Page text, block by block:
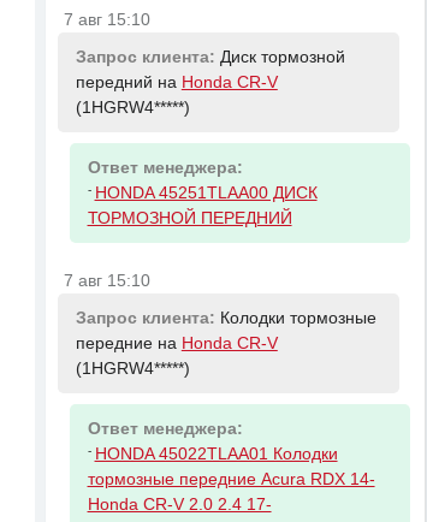
7 авг 15:10
Запрос клиента: Диск тормозной
передний на Honda CR-V
(1HGRW4*****)
Ответ менеджера:
- HONDA 45251TLAA00 ДИСК
ТОРМОЗНОЙ ПЕРЕДНИЙ
7 авг 15:10
Запрос клиента: Колодки тормозные
передние на Honda CR-V
(1HGRW4*****)
Ответ менеджера:
- HONDA 45022TLAA01 Колодки
тормозные передние Acura RDX 14-
Honda CR-V 2.0 2.4 17-